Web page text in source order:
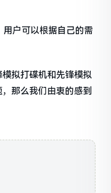
户可以根据自己的需
拟打碟机和先锋模拟
那么我们由衷的感到